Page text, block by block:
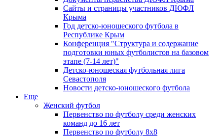
Сайты и страницы участников ДЮФЛ
Крыма
Год детско-юношеского футбола в
Республике Крым
Конференция "Структура и содержание
подготовки юных футболистов на базовом
этапе (7-14 лет)"
Детско-юношеская футбольная лига
Севастополя
Новости детско-юношеского футбола
Еще
Женский футбол
Первенство по футболу среди женских
команд до 16 лет
Первенство по футболу 8х8